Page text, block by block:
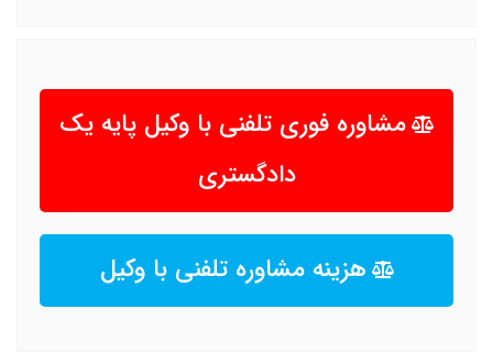
مشاوره فوری تلفنی با وکیل پایه یک
دادگستری
هزینه مشاوره تلفنی با وکیل